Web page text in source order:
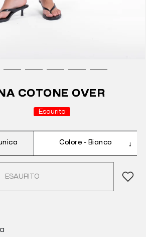
COTONE OVER
Esaurito
Colore - Bianco
ESAURITO